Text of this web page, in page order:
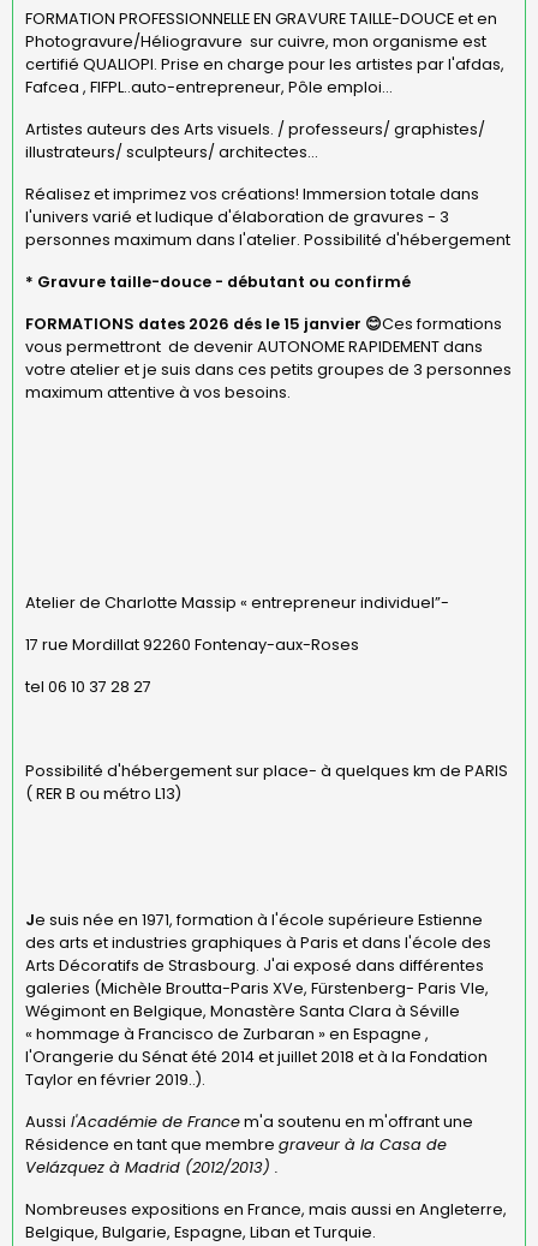
FORMATION PROFESSIONNELLE EN GRAVURE TAILLE-DOUCE et en
Photogravure/Héliogravure sur cuivre, mon organisme est
certifié QUALIOPI. Prise en charge pour les artistes par l'afdas,
Fafcea , FIFPL..auto-entrepreneur, Pôle emploi...
Artistes auteurs des Arts visuels. / professeurs/ graphistes/
illustrateurs/ sculpteurs/ architectes...
Réalisez et imprimez vos créations! Immersion totale dans
l'univers varié et ludique d'élaboration de gravures - 3
personnes maximum dans l'atelier. Possibilité d'hébergement
* Gravure taille-douce - débutant ou confirmé
FORMATIONS dates 2026 dés le 15 janvier 😊Ces formations
vous permettront de devenir AUTONOME RAPIDEMENT dans
votre atelier et je suis dans ces petits groupes de 3 personnes
maximum attentive à vos besoins.
Atelier de Charlotte Massip « entrepreneur individuel”-
17 rue Mordillat 92260 Fontenay-aux-Roses
tel 06 10 37 28 27
Possibilité d'hébergement sur place- à quelques km de PARIS
( RER B ou métro L13)
Je suis née en 1971, formation à l'école supérieure Estienne
des arts et industries graphiques à Paris et dans l'école des
Arts Décoratifs de Strasbourg. J'ai exposé dans différentes
galeries (Michèle Broutta-Paris XVe, Fürstenberg- Paris VIe,
Wégimont en Belgique, Monastère Santa Clara à Séville
« hommage à Francisco de Zurbaran » en Espagne ,
l'Orangerie du Sénat été 2014 et juillet 2018 et à la Fondation
Taylor en février 2019..).
Aussi l'Académie de Francem'a soutenu en m'offrant une
Résidence en tant que membre graveur à la Casa de
Velázquez à Madrid (2012/2013) .
Nombreuses expositions en France, mais aussi en Angleterre,
Belgique, Bulgarie, Espagne, Liban et Turquie.